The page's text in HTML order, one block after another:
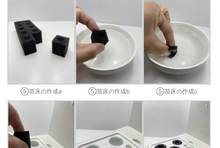
⑤苗床の作成a ⑤苗床の作成b ⑤苗床の作成c